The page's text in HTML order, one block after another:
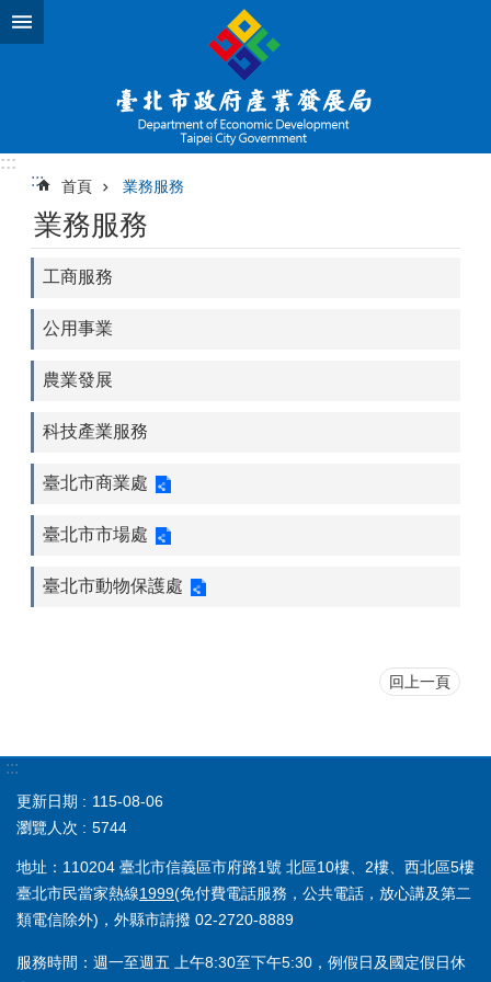
跳到主要內容區塊
:::
:::
首頁 業務服務
業務服務
工商服務
公用事業
農業發展
科技產業服務
臺北市商業處
臺北市市場處
臺北市動物保護處
回上一頁
:::
更新日期
115-08-06
瀏覽人次
5744
地址：110204 臺北市信義區市府路1號 北區10樓、2樓、西北區5樓
臺北市民當家熱線1999(免付費電話服務，公共電話，放心講及第二
類電信除外)，外縣市請撥 02-2720-8889
服務時間：週一至週五 上午8:30至下午5:30，例假日及國定假日休